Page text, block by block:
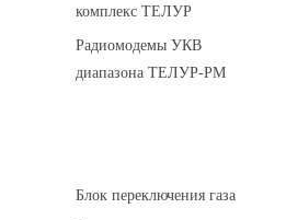
комплекс ТЕЛУР
Радиомодемы УКВ
диапазона ТЕЛУР-РМ
Блок переключения газа